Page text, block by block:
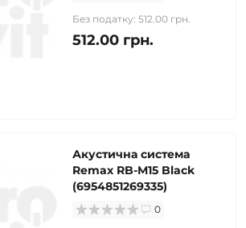
Без податку: 512.00 грн.
512.00 грн.
Акустична система
Remax RB-M15 Black
(6954851269335)
0